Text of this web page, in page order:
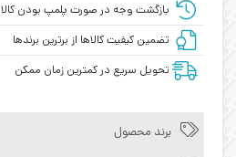
بازگشت وجه در صورت پلمپ بودن کالا
تضمین کیفیت کالاها از برترین برندها
تحویل سریع در کمترین زمان ممکن
برند محصول